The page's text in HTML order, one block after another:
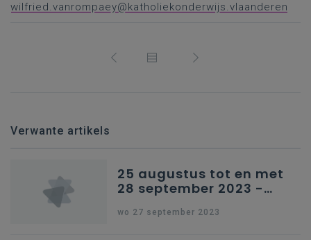
wilfried.vanrompaey@katholiekonderwijs.vlaanderen
Verwante artikels
25 augustus tot en met
28 september 2023 -
wo 27 september 2023